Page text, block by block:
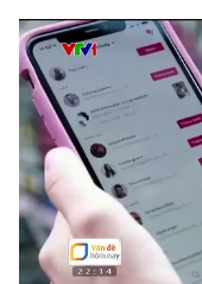
Sản phẩm
Thị trường
Tư vấn
Lịch phát sóng
Chuyên mục khác
Emagazine
Photo